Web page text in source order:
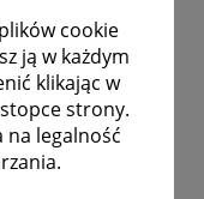
cookie
ją w każdym
klikając w
strony.
na legalność